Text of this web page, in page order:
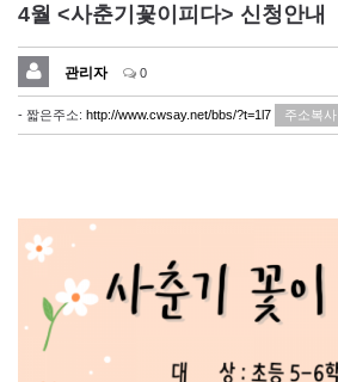
4월 <사춘기꽃이피다> 신청안내
관리자 0
- 짧은주소: http://www.cwsay.net/bbs/?t=1l7 주소복사